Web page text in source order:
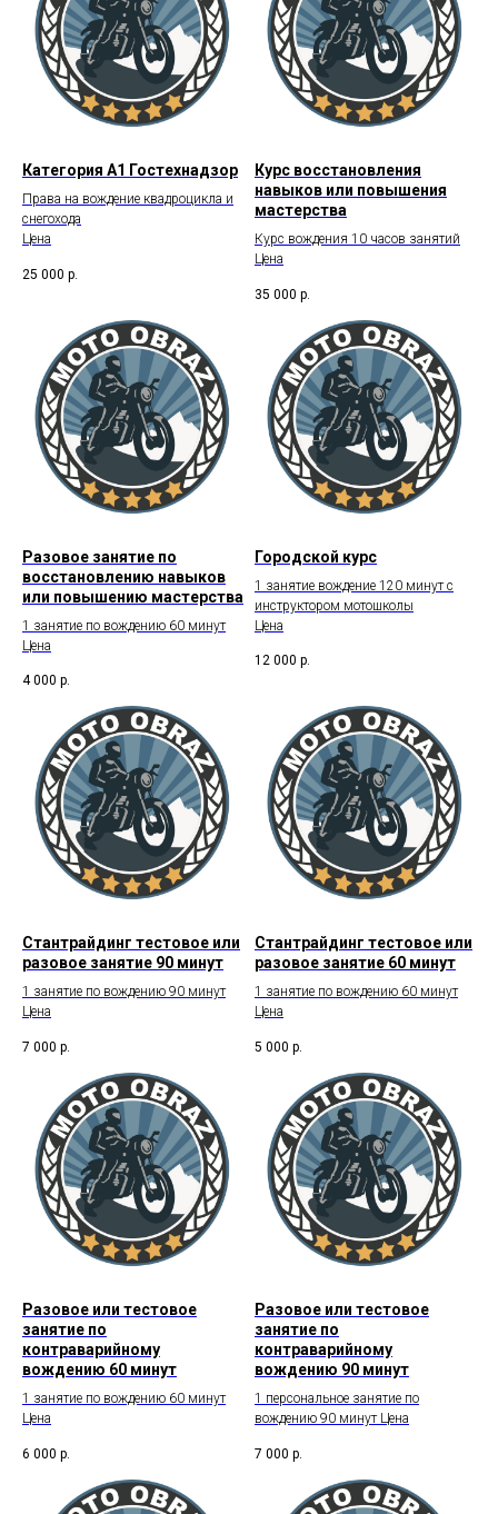
Категория А1 Гостехнадзор
Права на вождение квадроцикла и
снегохода
Цена
25 000 р.
Курс восстановления
навыков или повышения
мастерства
Курс вождения 10 часов занятий
Цена
35 000 р.
Разовое занятие по
восстановлению навыков
или повышению мастерства
1 занятие по вождению 60 минут
Цена
4 000 р.
Городской курс
1 занятие вождение 120 минут с
инструктором мотошколы
Цена
12 000 р.
Стантрайдинг тестовое или
разовое занятие 90 минут
1 занятие по вождению 90 минут
Цена
7 000 р.
Стантрайдинг тестовое или
разовое занятие 60 минут
1 занятие по вождению 60 минут
Цена
5 000 р.
Разовое или тестовое
занятие по
контраварийному
вождению 60 минут
1 занятие по вождению 60 минут
Цена
6 000 р.
Разовое или тестовое
занятие по
контраварийному
вождению 90 минут
1 персональное занятие по
вождению 90 минут Цена
7 000 р.